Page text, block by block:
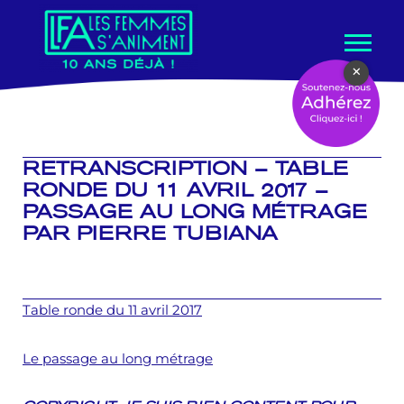
contenu
RETRANSCRIPTION – TABLE
RONDE DU 11 AVRIL 2017 –
PASSAGE AU LONG MÉTRAGE
PAR PIERRE TUBIANA
Table ronde du 11 avril 2017
Le passage au long métrage
×